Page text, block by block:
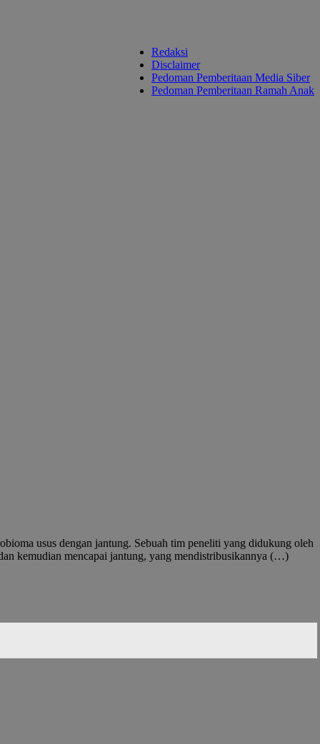
Redaksi
Disclaimer
Pedoman Pemberitaan Media Siber
Pedoman Pemberitaan Ramah Anak
usus dengan jantung. Sebuah tim peneliti yang didukung oleh
kemudian mencapai jantung, yang mendistribusikannya (…)